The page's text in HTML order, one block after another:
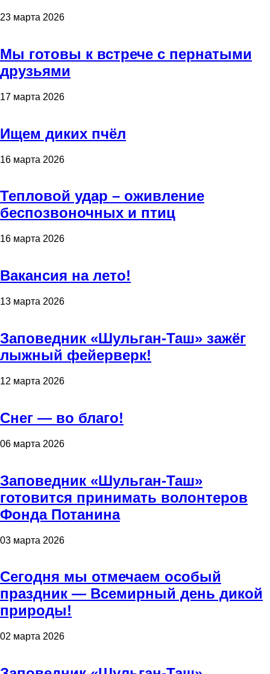
23 марта 2026
Мы готовы к встрече с пернатыми
друзьями
17 марта 2026
Ищем диких пчёл
16 марта 2026
Тепловой удар – оживление
беспозвоночных и птиц
16 марта 2026
Вакансия на лето!
13 марта 2026
Заповедник «Шульган-Таш» зажёг
лыжный фейерверк!
12 марта 2026
Снег — во благо!
06 марта 2026
Заповедник «Шульган-Таш»
готовится принимать волонтеров
Фонда Потанина
03 марта 2026
Сегодня мы отмечаем особый
праздник — Всемирный день дикой
природы!
02 марта 2026